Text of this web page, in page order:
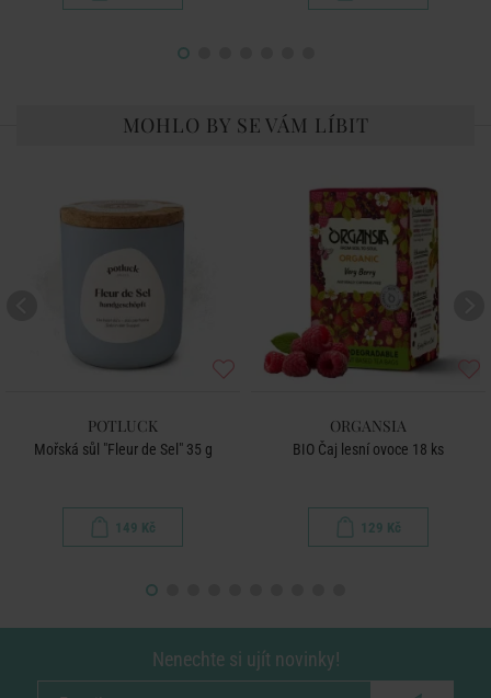
MOHLO BY SE VÁM LÍBIT
POTLUCK
Mořská sůl "Fleur de Sel" 35 g
149 Kč
ORGANSIA
BIO Čaj lesní ovoce 18 ks
129 Kč
Nenechte si ujít novinky!